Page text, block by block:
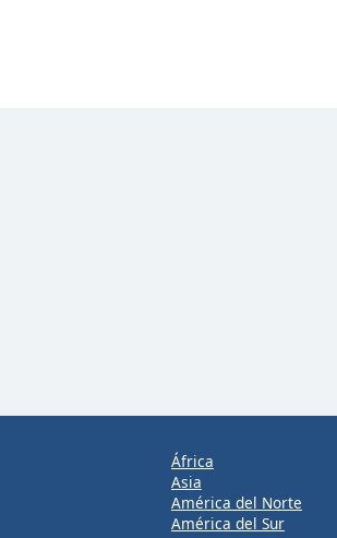
África
Asia
América del Norte
América del Sur